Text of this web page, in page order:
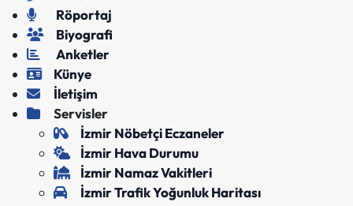
Röportaj
Biyografi
Anketler
Künye
İletişim
Servisler
İzmir Nöbetçi Eczaneler
İzmir Hava Durumu
İzmir Namaz Vakitleri
İzmir Trafik Yoğunluk Haritası